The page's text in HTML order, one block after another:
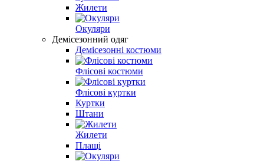
Жилети
Окуляри
Демісезонний одяг
Демісезонні костюми
Флісові костюми
Флісові куртки
Куртки
Штани
Жилети
Плащі